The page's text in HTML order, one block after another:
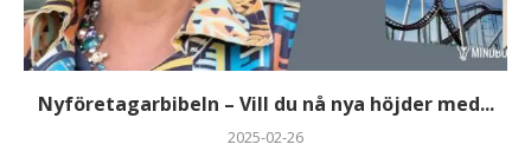
Nyföretagarbibeln – Vill du nå nya höjder med...
2025-02-26